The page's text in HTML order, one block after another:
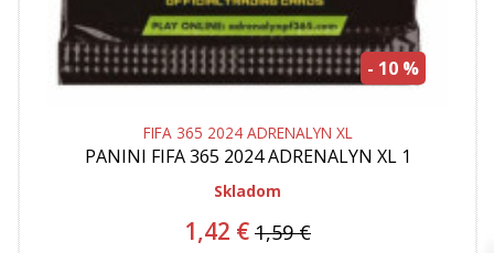
- 10 %
FIFA 365 2024 ADRENALYN XL
PANINI FIFA 365 2024 ADRENALYN XL 1
Skladom
1,42 € 1,59 €